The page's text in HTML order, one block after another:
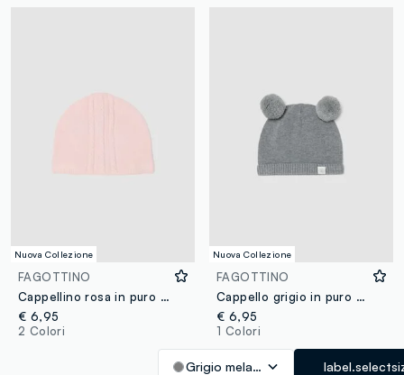
Nuova Collezione
FAGOTTINO
Cappellino rosa in puro cotone organico lavorato a maglia per neonata
€ 6,95
2 Colori
Nuova Collezione
FAGOTTINO
Cappello grigio in puro cotone organico con pompon per neonati
€ 6,95
1 Colori
Grigio melange